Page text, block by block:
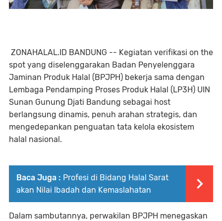
ZONAHALAL.ID BANDUNG -- Kegiatan verifikasi on the
spot yang diselenggarakan Badan Penyelenggara
Jaminan Produk Halal (BPJPH) bekerja sama dengan
Lembaga Pendamping Proses Produk Halal (LP3H) UIN
Sunan Gunung Djati Bandung sebagai host
berlangsung dinamis, penuh arahan strategis, dan
mengedepankan penguatan tata kelola ekosistem
halal nasional.
Baca Juga : Profesi di Bidang Halal Sarat
akan Nilai Ibadah dan Kemaslahatan
Dalam sambutannya, perwakilan BPJPH menegaskan